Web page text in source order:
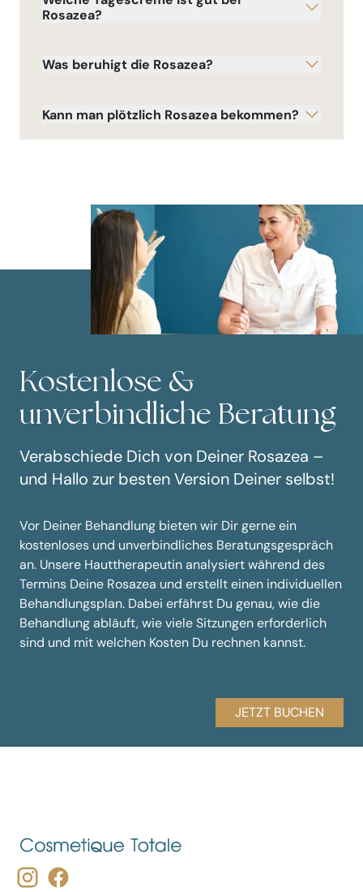
Rosazea?
Was beruhigt die Rosazea?
Kann man plötzlich Rosazea bekommen?
Kostenlose &
unverbindliche Beratung
Verabschiede Dich von Deiner Rosazea –
und Hallo zur besten Version Deiner selbst!
Vor Deiner Behandlung bieten wir Dir gerne ein
kostenloses und unverbindliches Beratungsgespräch
an. Unsere Hauttherapeutin analysiert während des
Termins Deine Rosazea und erstellt einen individuellen
Behandlungsplan. Dabei erfährst Du genau, wie die
Behandlung abläuft, wie viele Sitzungen erforderlich
sind und mit welchen Kosten Du rechnen kannst.
JETZT BUCHEN